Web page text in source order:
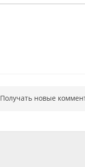
Получать новые